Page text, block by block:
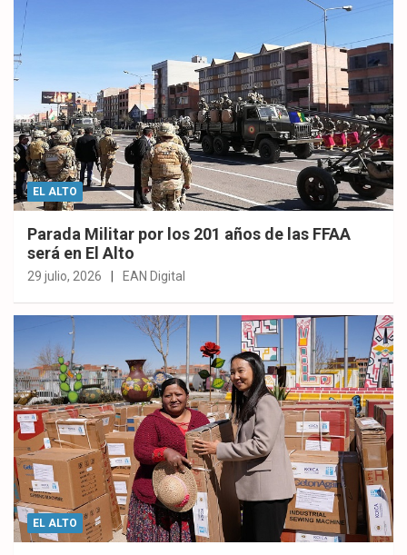
EL ALTO
Parada Militar por los 201 años de las FFAA
será en El Alto
29 julio, 2026 EAN Digital
EL ALTO